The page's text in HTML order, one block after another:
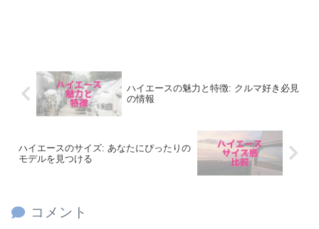
ハイエースの魅力と特徴: クルマ好き必見
の情報
ハイエースのサイズ: あなたにぴったりの
モデルを見つける
コメント